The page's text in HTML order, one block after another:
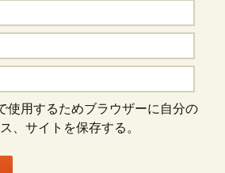
使用するためブラウザーに自分の
、サイトを保存する。